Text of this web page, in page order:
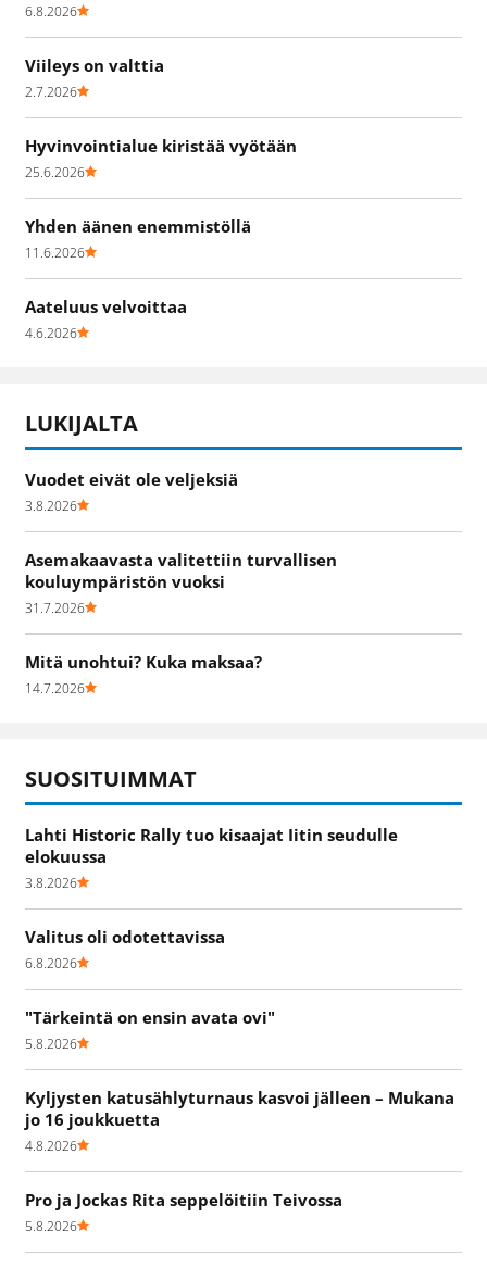
6.8.2026
Viileys on valttia
2.7.2026
Hyvinvointialue kiristää vyötään
25.6.2026
Yhden äänen enemmistöllä
11.6.2026
Aateluus velvoittaa
4.6.2026
LUKIJALTA
Vuodet eivät ole veljeksiä
3.8.2026
Asemakaavasta valitettiin turvallisen
kouluympäristön vuoksi
31.7.2026
Mitä unohtui? Kuka maksaa?
14.7.2026
SUOSITUIMMAT
Lahti Historic Rally tuo kisaajat Iitin seudulle
elokuussa
3.8.2026
Valitus oli odotettavissa
6.8.2026
"Tärkeintä on ensin avata ovi"
5.8.2026
Kyljysten katusählyturnaus kasvoi jälleen – Mukana
jo 16 joukkuetta
4.8.2026
Pro ja Jockas Rita seppelöitiin Teivossa
5.8.2026